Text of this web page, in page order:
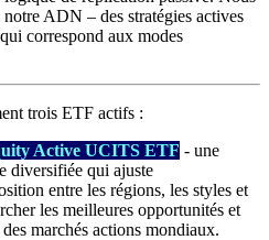
notre ADN – des stratégies actives
correspond aux modes
trois ETF actifs :
Active UCITS ETF - une
diversifiée qui ajuste
entre les régions, les styles et
les meilleures opportunités et
marchés actions mondiaux.